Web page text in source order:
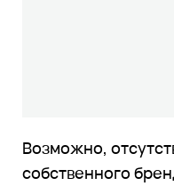
Возможно,
собственного